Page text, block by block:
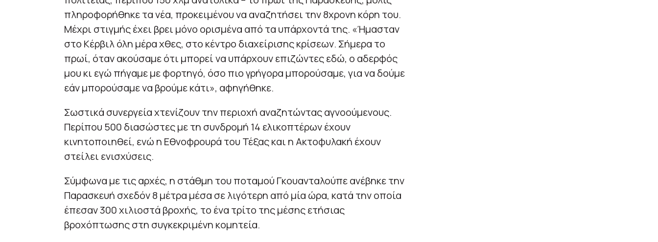
πληροφορήθηκε τα νέα, προκειμένου να αναζητήσει την 8χρονη κόρη του.
Μέχρι στιγμής έχει βρει μόνο ορισμένα από τα υπάρχοντά της. «Ήμασταν
στο Κέρβιλ όλη μέρα χθες, στο κέντρο διαχείρισης κρίσεων. Σήμερα το
πρωί, όταν ακούσαμε ότι μπορεί να υπάρχουν επιζώντες εδώ, ο αδερφός
μου κι εγώ πήγαμε με φορτηγό, όσο πιο γρήγορα μπορούσαμε, για να δούμε
εάν μπορούσαμε να βρούμε κάτι», αφηγήθηκε.
Σωστικά συνεργεία χτενίζουν την περιοχή αναζητώντας αγνοούμενους.
Περίπου 500 διασώστες με τη συνδρομή 14 ελικοπτέρων έχουν
κινητοποιηθεί, ενώ η Εθνοφρουρά του Τέξας και η Ακτοφυλακή έχουν
στείλει ενισχύσεις.
Σύμφωνα με τις αρχές, η στάθμη του ποταμού Γκουανταλούπε ανέβηκε την
Παρασκευή σχεδόν 8 μέτρα μέσα σε λιγότερη από μία ώρα, κατά την οποία
έπεσαν 300 χιλιοστά βροχής, το ένα τρίτο της μέσης ετήσιας
βροχόπτωσης στη συγκεκριμένη κομητεία.